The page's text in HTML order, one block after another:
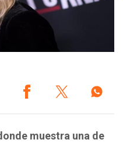
muestra una de